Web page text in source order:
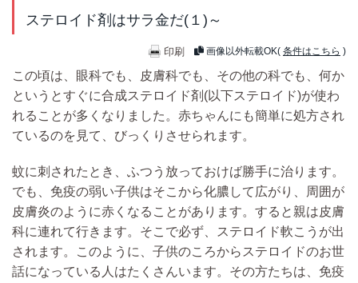
ステロイド剤はサラ金だ(１)～
印刷 画像以外転載OK( 条件はこちら )
この頃は、眼科でも、皮膚科でも、その他の科でも、何か
というとすぐに合成ステロイド剤(以下ステロイド)が使わ
れることが多くなりました。 赤ちゃんにも簡単に処方され
ているのを見て、びっくりさせられます。
蚊に刺されたとき、ふつう放っておけば勝手に治ります。
でも、免疫の弱い子供はそこから化膿して広がり、周囲が
皮膚炎のように赤くなることがあります。すると親は皮膚
科に連れて行きます。そこで必ず、ステロイド軟こうが出
されます。このように、 子供のころからステロイドのお世
話になっている人はたくさんいます。その方たちは、 免疫